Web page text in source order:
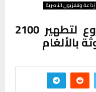
إذاعة وتلفزيون الناصرية
البيئة تكشف عن مشروع لتطهير 2100